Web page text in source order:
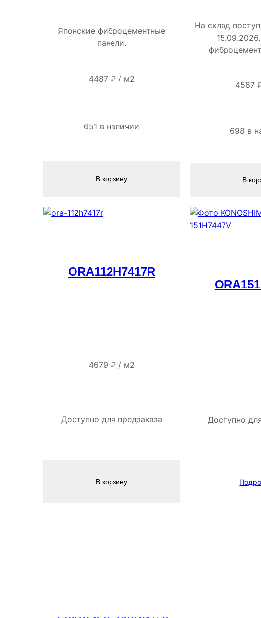
Японские фиброцементные
панели.
4487 ₽/ м2
651 в наличии
В корзину
На склад
4587
698 в
В
ORA112H7417R
4679 ₽/ м2
Доступно для предзаказа
В корзину
Доступно